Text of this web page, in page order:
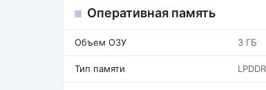
Оперативная память
Объем ОЗУ 3 ГБ
Тип памяти